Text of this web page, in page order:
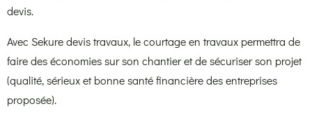
devis.
Avec Sekure devis travaux, le courtage en travaux permettra de
faire des économies sur son chantier et de sécuriser son projet
(qualité, sérieux et bonne santé financière des entreprises
proposée).